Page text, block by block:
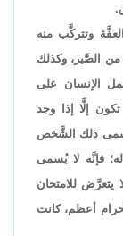
وتتركَّب منه
من الصَّبر، وكذلك
الإنسان على
إلَّا إذا وجد
يُسمى ذلك الشَّخص
فإنَّه لا يُسمى
يتعرَّض للامتحان
أعظم، كانت